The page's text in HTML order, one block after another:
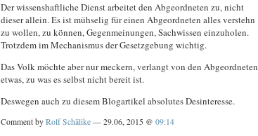
Der wissenshaftliche Dienst arbeitet den Abgeordneten zu, nicht
dieser allein. Es ist mühselig für einen Abgeordneten alles verstehn
zu wollen, zu können, Gegenmeinungen, Sachwissen einzuholen.
Trotzdem im Mechanismus der Gesetzgebung wichtig.
Das Volk möchte aber nur meckern, verlangt von den Abgeordneten
etwas, zu was es selbst nicht bereit ist.
Deswegen auch zu diesem Blogartikel absolutes Desinteresse.
Comment by Rolf Schälike — 29.06, 2015 @ 09:14